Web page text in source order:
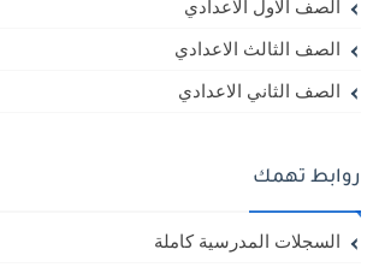
الصف الاول الاعدادي
الصف الثالث الاعدادي
الصف الثاني الاعدادي
روابط تهمك
السجلات المدرسية كاملة